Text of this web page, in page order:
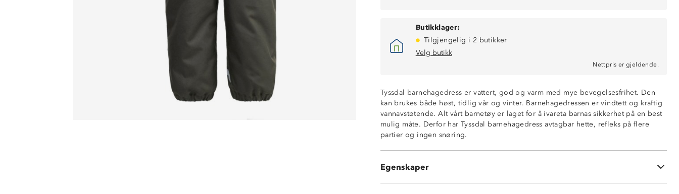
Butikklager:
Tilgjengelig i 2 butikker
Velg butikk
Nettpris er gjeldende.
Tyssdal barnehagedress er vattert, god og varm med mye bevegelsesfrihet. Den
kan brukes både høst, tidlig vår og vinter. Barnehagedressen er vindtett og kraftig
vannavstøtende. Alt vårt barnetøy er laget for å ivareta barnas sikkerhet på en best
mulig måte. Derfor har Tyssdal barnehagedress avtagbar hette, refleks på flere
partier og ingen snøring.
Egenskaper
Refleksbånd
Stormklaff foran glidelås
Avtakbar hette for økt sikkerhet
Avtakbare fotstropper
Fast, vattert fór
100% polyester